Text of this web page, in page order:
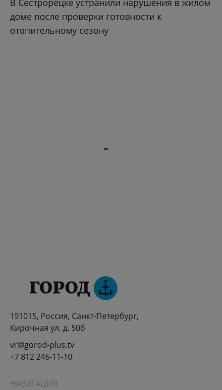
В Сестрорецке устранили нарушения в жилом
доме после проверки готовности к
отопительному сезону
191015, Россия, Санкт-Петербург,
Кирочная ул. д. 50б
vr@gorod-plus.tv
+7 812 246-11-10
НАВИГАЦИЯ